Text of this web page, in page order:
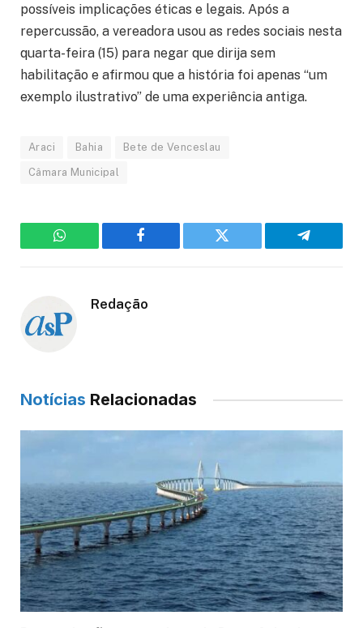
possíveis implicações éticas e legais. Após a
repercussão, a vereadora usou as redes sociais nesta
quarta-feira (15) para negar que dirija sem
habilitação e afirmou que a história foi apenas “um
exemplo ilustrativo” de uma experiência antiga.
Araci Bahia Bete de Venceslau
Câmara Municipal
WhatsApp Facebook Twitter Telegram
Redação
Notícias Relacionadas